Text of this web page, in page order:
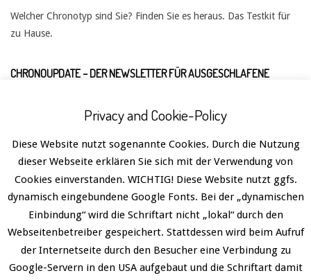
Welcher Chronotyp sind Sie? Finden Sie es heraus. Das Testkit für
zu Hause.
CHRONOUPDATE – DER NEWSLETTER FÜR AUSGESCHLAFENE
Privacy and Cookie-Policy
Diese Website nutzt sogenannte Cookies. Durch die Nutzung
dieser Webseite erklären Sie sich mit der Verwendung von
Cookies einverstanden. WICHTIG! Diese Website nutzt ggfs.
dynamisch eingebundene Google Fonts. Bei der „dynamischen
Einbindung“ wird die Schriftart nicht „lokal“ durch den
Webseitenbetreiber gespeichert. Stattdessen wird beim Aufruf
der Internetseite durch den Besucher eine Verbindung zu
Google-Servern in den USA aufgebaut und die Schriftart damit
Deutsch